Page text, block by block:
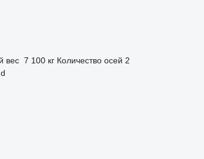
вес 7 100 кг Количество осей 2